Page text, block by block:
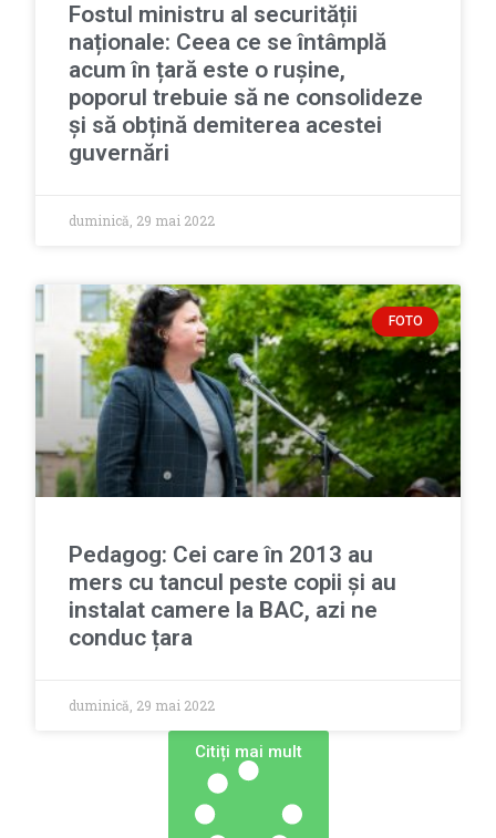
Fostul ministru al securității
naționale: Ceea ce se întâmplă
acum în țară este o rușine,
poporul trebuie să ne consolideze
și să obțină demiterea acestei
guvernări
duminică, 29 mai 2022
FOTO
Pedagog: Cei care în 2013 au
mers cu tancul peste copii și au
instalat camere la BAC, azi ne
conduc țara
duminică, 29 mai 2022
Сitiți mai mult